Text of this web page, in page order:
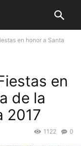
en honor a Santa
en
de la
2017
0
1122